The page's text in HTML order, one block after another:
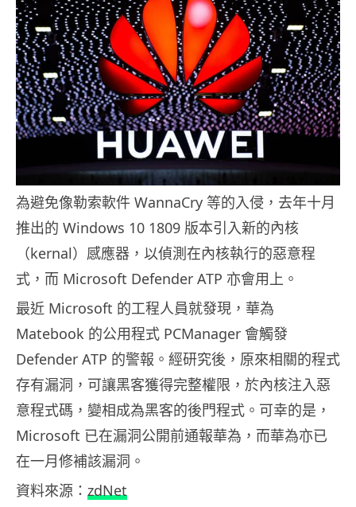
為避免像勒索軟件 WannaCry 等的入侵，去年十月
推出的 Windows 10 1809 版本引入新的內核
（kernal）感應器，以偵測在內核執行的惡意程
式，而 Microsoft Defender ATP 亦會用上。
最近 Microsoft 的工程人員就發現，華為
Matebook 的公用程式 PCManager 會觸發
Defender ATP 的警報。經研究後，原來相關的程式
存有漏洞，可讓黑客獲得完整權限，於內核注入惡
意程式碼，變相成為黑客的後門程式。可幸的是，
Microsoft 已在漏洞公開前通報華為，而華為亦已
在一月修補該漏洞。
資料來源： zdNet